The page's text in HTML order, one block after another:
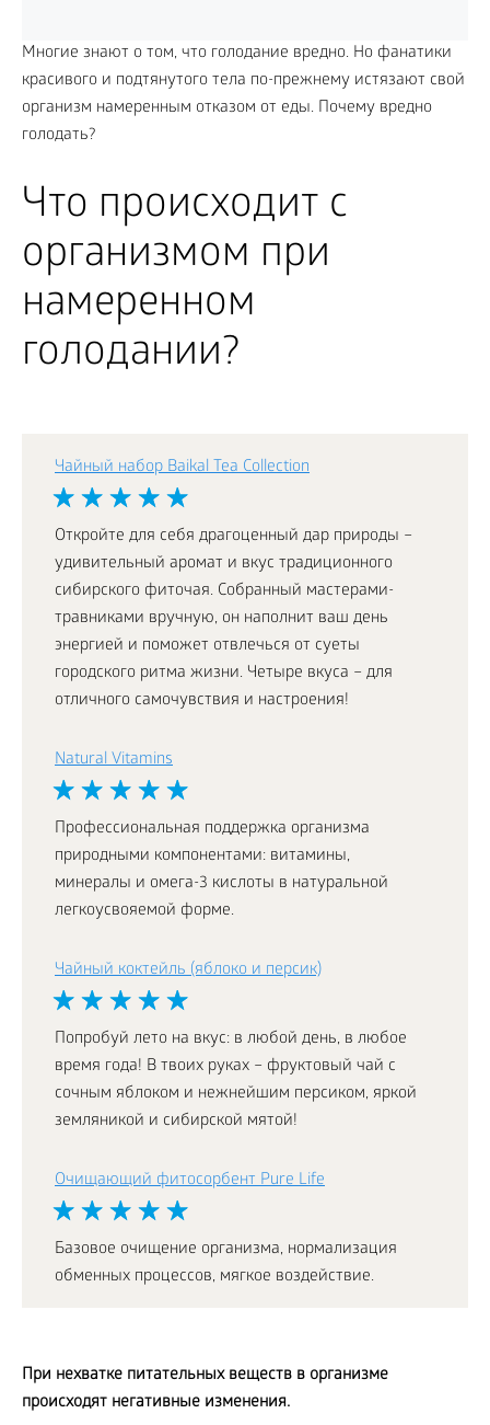
Многие знают о том, что голодание вредно. Но фанатики
красивого и подтянутого тела по-прежнему истязают свой
организм намеренным отказом от еды. Почему вредно
голодать?
Что происходит с
организмом при
намеренном
голодании?
Чайный набор Baikal Tea Collection
Откройте для себя драгоценный дар природы –
удивительный аромат и вкус традиционного
сибирского фиточая. Собранный мастерами-
травниками вручную, он наполнит ваш день
энергией и поможет отвлечься от суеты
городского ритма жизни. Четыре вкуса – для
отличного самочувствия и настроения!
Natural Vitamins
Профессиональная поддержка организма
природными компонентами: витамины,
минералы и омега-3 кислоты в натуральной
легкоусвояемой форме.
Чайный коктейль (яблоко и персик)
Попробуй лето на вкус: в любой день, в любое
время года! В твоих руках – фруктовый чай с
сочным яблоком и нежнейшим персиком, яркой
земляникой и сибирской мятой!
Очищающий фитосорбент Pure Life
Базовое очищение организма, нормализация
обменных процессов, мягкое воздействие.
При нехватке питательных веществ в организме
происходят негативные изменения.